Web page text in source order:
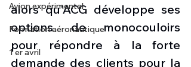
Avion expérimental
Formation aéronautique
1 er avril
alors qu'ACG développe ses
options de monocouloirs
pour répondre à la forte
demande des clients pour la